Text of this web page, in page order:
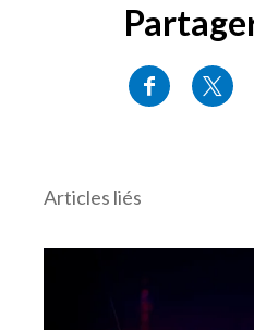
Articles liés